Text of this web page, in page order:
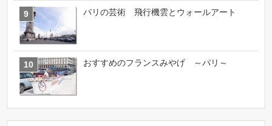
パリの芸術 飛行機雲とウォールアート
おすすめのフランスみやげ ～パリ～